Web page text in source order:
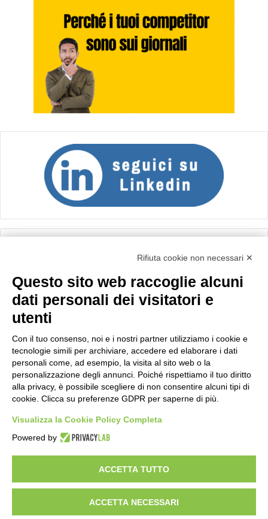
Importo netto (€):
Calcola
Scorporo IVA
Importo lordo (€):
Rifiuta cookie non necessari ✕
Questo sito web raccoglie alcuni
dati personali dei visitatori e
utenti
Con il tuo consenso, noi e i nostri partner utilizziamo i cookie e
tecnologie simili per archiviare, accedere ed elaborare i dati
personali come, ad esempio, la visita al sito web o la
personalizzazione degli annunci. Poiché rispettiamo il tuo diritto
alla privacy, è possibile scegliere di non consentire alcuni tipi di
cookie. Clicca su preferenze GDPR per saperne di più.
Visualizza la Cookie Policy Completa
Powered by
ACCETTA TUTTO
ACCETTA NECESSARI